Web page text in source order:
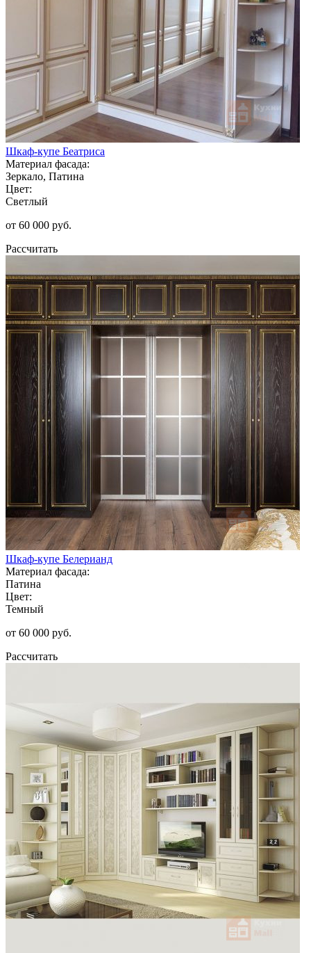
Шкаф-купе Беатриса
Материал фасада:
Зеркало, Патина
Цвет:
Светлый
от 60 000 руб.
Рассчитать
Шкаф-купе Белерианд
Материал фасада:
Патина
Цвет:
Темный
от 60 000 руб.
Рассчитать